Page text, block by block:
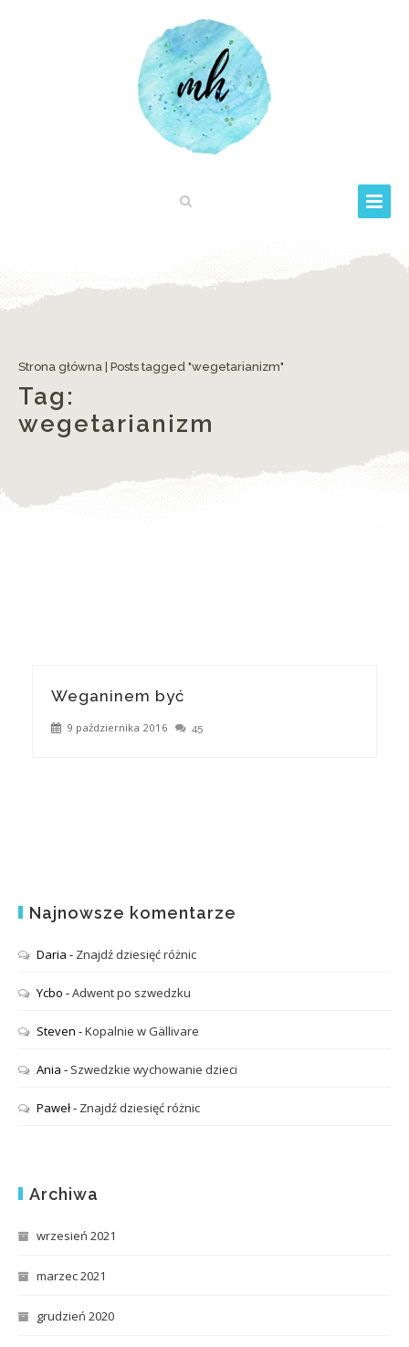
Strona główna Posts tagged "wegetarianizm"
Tag:
wegetarianizm
Weganinem być
9 października 2016 45
Najnowsze komentarze
Daria - Znajdź dziesięć różnic
Ycbo -Adwent po szwedzku
Steven -Kopalnie w Gällivare
Ania - Szwedzkie wychowanie dzieci
Paweł- Znajdź dziesięć różnic
Archiwa
wrzesień 2021
marzec 2021
grudzień 2020